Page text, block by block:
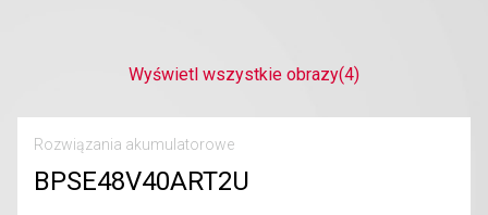
Wyświetl wszystkie obrazy(4)
Rozwiązania akumulatorowe
BPSE48V40ART2U